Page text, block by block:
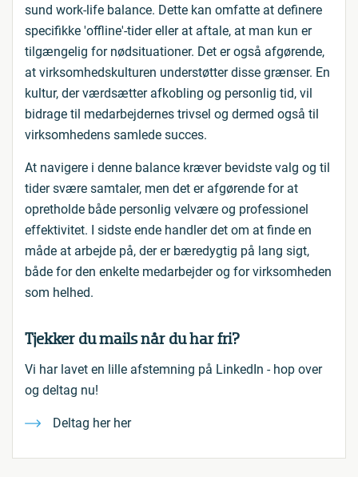
sund work-life balance. Dette kan omfatte at definere
specifikke 'offline'-tider eller at aftale, at man kun er
tilgængelig for nødsituationer. Det er også afgørende,
at virksomhedskulturen understøtter disse grænser. En
kultur, der værdsætter afkobling og personlig tid, vil
bidrage til medarbejdernes trivsel og dermed også til
virksomhedens samlede succes.
At navigere i denne balance kræver bevidste valg og til
tider svære samtaler, men det er afgørende for at
opretholde både personlig velvære og professionel
effektivitet. I sidste ende handler det om at finde en
måde at arbejde på, der er bæredygtig på lang sigt,
både for den enkelte medarbejder og for virksomheden
som helhed.
Tjekker du mails når du har fri?
Vi har lavet en lille afstemning på LinkedIn - hop over
og deltag nu!
Deltag her her